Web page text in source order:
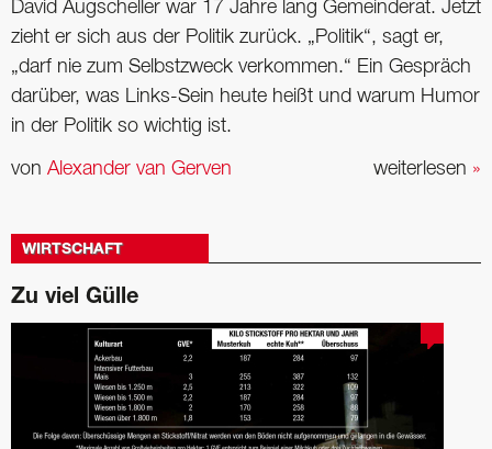
David Augscheller war 17 Jahre lang Gemeinderat. Jetzt
zieht er sich aus der Politik zurück. „Politik“, sagt er,
„darf nie zum Selbstzweck verkommen.“ Ein Gespräch
darüber, was Links-Sein heute heißt und warum Humor
in der Politik so wichtig ist.
weiterlesen »
von Alexander van Gerven
WIRTSCHAFT
Zu viel Gülle